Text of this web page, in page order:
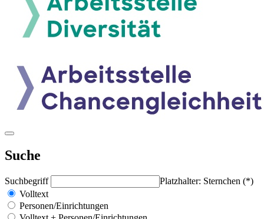
Suche
Suchbegriff
Platzhalter: Sternchen (*)
Volltext
Personen/Einrichtungen